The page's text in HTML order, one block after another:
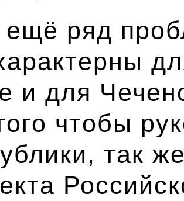
ещё ряд
и для
чтобы
так